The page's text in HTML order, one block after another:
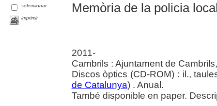
seleccionar
imprimir
Memòria de la policia
2011-
Cambrils : Ajuntament de
Discos òptics (CD-ROM) : il.,
de Catalunya) . Anual.
També disponible en paper.